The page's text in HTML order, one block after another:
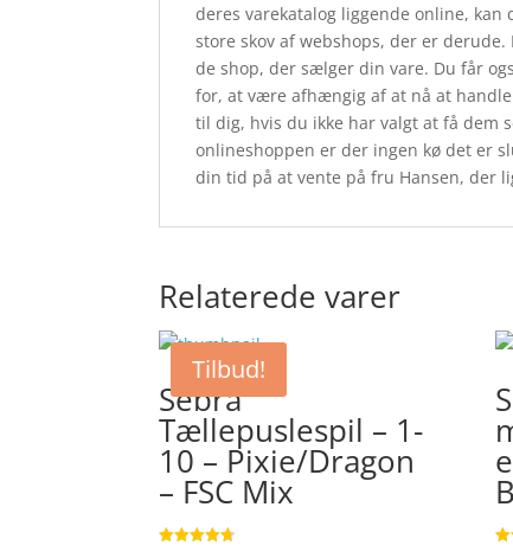
deres varekatalog liggende online,
store skov af webshops, der er
de shop, der sælger din vare. Du får
for, at være afhængig af at nå at
til dig, hvis du ikke har valgt at få dem
onlineshoppen er der ingen kø det er
din tid på at vente på fru Hansen, der
Relaterede varer
Tilbud!
Sebra
Tællepuslespil – 1-
10 – Pixie/Dragon
– FSC Mix